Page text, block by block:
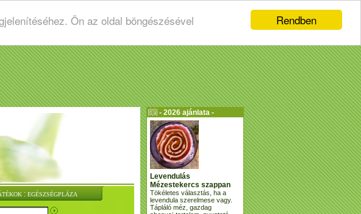
Rendben
Ön az oldal böngészésével
: EGÉSZSÉGPLÁZA
- 2026 ajánlata -
Levendulás
Mézestekercs szappan
Tökéletes választás, ha a
levendula szerelmese vagy.
Tápláló méz, gazdag